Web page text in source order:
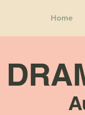
Home